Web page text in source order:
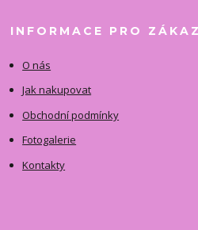
INFORMACE PRO
O nás
Jak nakupovat
Obchodní podmínky
Fotogalerie
Kontakty